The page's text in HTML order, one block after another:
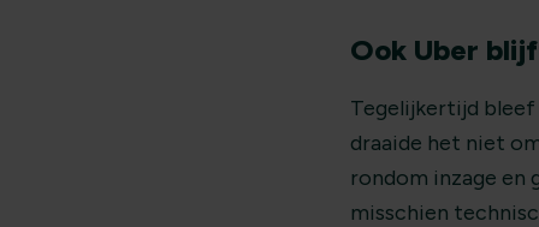
Ook Uber
Tegelijkertijd bleef
draaide het niet
rondom inzage en
misschien